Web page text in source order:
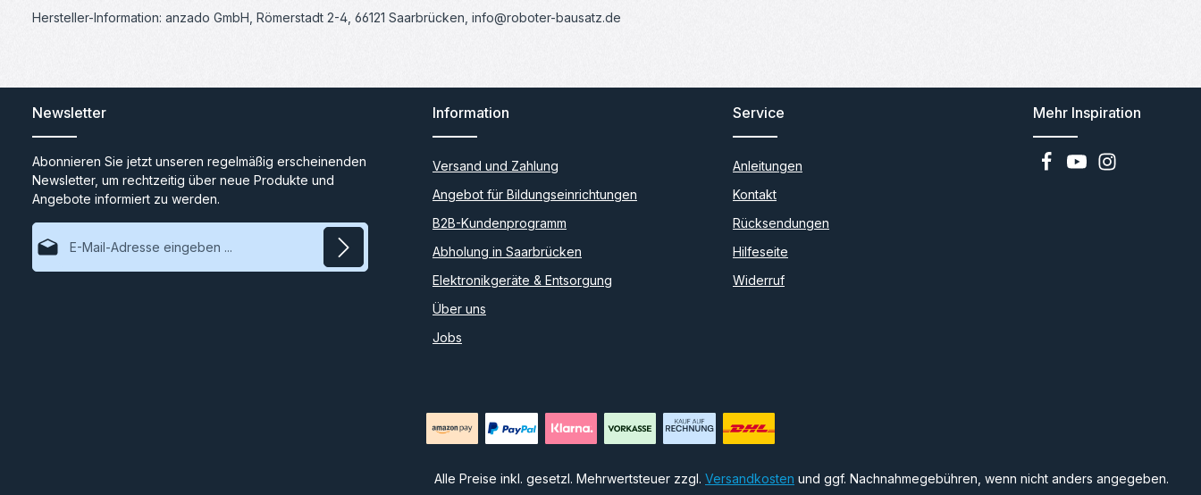
Hersteller-Information: anzado GmbH, Römerstadt 2-4, 66121 Saarbrücken, info@roboter-bausatz.de
Newsletter
Abonnieren Sie jetzt unseren regelmäßig erscheinenden
Newsletter, um rechtzeitig über neue Produkte und
Angebote informiert zu werden.
E-Mail-Adresse*
Information
Versand und Zahlung
Angebot für Bildungseinrichtungen
B2B-Kundenprogramm
Abholung in Saarbrücken
Elektronikgeräte & Entsorgung
Über uns
Jobs
Service
Anleitungen
Kontakt
Rücksendungen
Hilfeseite
Widerruf
Mehr Inspiration
Alle Preise inkl. gesetzl. Mehrwertsteuer zzgl. Versandkosten und ggf. Nachnahmegebühren, wenn nicht anders angegeben.